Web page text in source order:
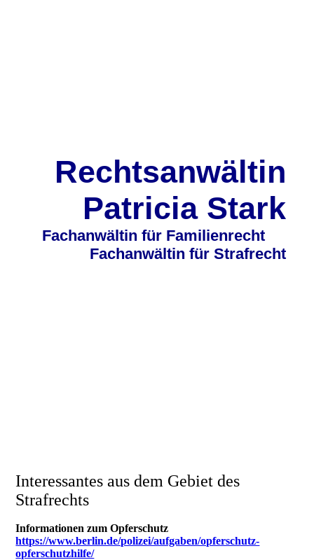
Rechtsanwältin
Patricia Stark
Fachanwältin für Familienrecht
Fachanwältin für Strafrecht
Interessantes aus dem Gebiet des
Strafrechts
Informationen zum Opferschutz
https://www.berlin.de/polizei/aufgaben/opferschutz-
opferschutzhilfe/